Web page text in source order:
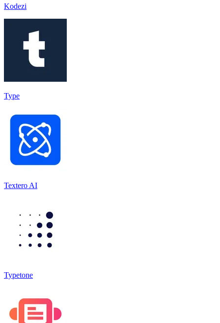
Kodezi
Type
Textero AI
Typetone